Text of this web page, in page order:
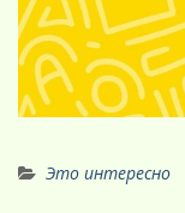
Это интересно